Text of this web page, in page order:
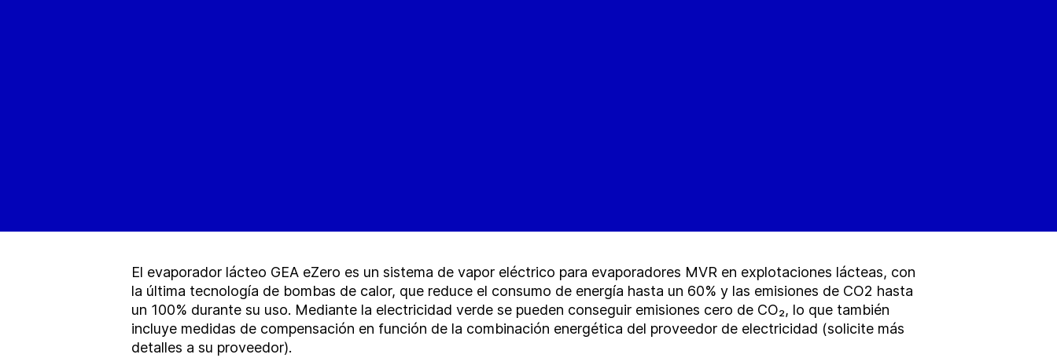
El evaporador lácteo GEA eZero es un sistema de vapor eléctrico para evaporadores MVR en explotaciones lácteas, con
la última tecnología de bombas de calor, que reduce el consumo de energía hasta un 60% y las emisiones de CO2 hasta
un 100% durante su uso. Mediante la electricidad verde se pueden conseguir emisiones cero de CO₂, lo que también
incluye medidas de compensación en función de la combinación energética del proveedor de electricidad (solicite más
detalles a su proveedor).